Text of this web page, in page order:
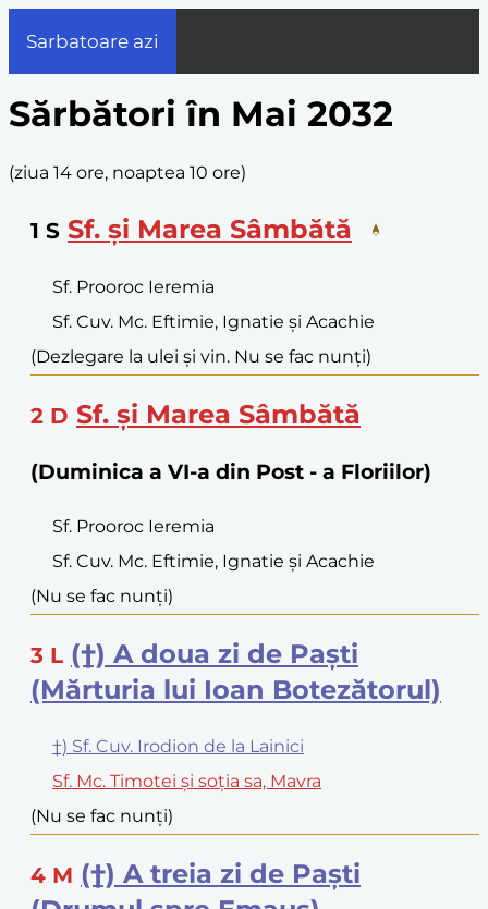
Sarbatoare azi
Sărbători în Mai 2032
(ziua 14 ore, noaptea 10 ore)
1 S Sf. și Marea Sâmbătă
Sf. Prooroc Ieremia
Sf. Cuv. Mc. Eftimie, Ignatie și Acachie
(Dezlegare la ulei și vin. Nu se fac nunți)
2 D Sf. și Marea Sâmbătă
(Duminica a VI-a din Post - a Floriilor)
Sf. Prooroc Ieremia
Sf. Cuv. Mc. Eftimie, Ignatie și Acachie
(Nu se fac nunți)
3 L (†) A doua zi de Paști
(Mărturia lui Ioan Botezătorul)
†) Sf. Cuv. Irodion de la Lainici
Sf. Mc. Timotei și soția sa, Mavra
(Nu se fac nunți)
4 M (†) A treia zi de Paști